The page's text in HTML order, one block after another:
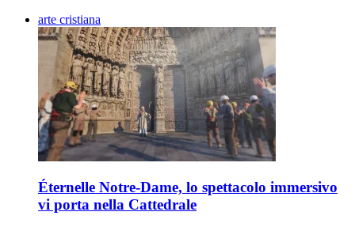
arte cristiana
Éternelle Notre-Dame, lo spettacolo immersivo
vi porta nella Cattedrale